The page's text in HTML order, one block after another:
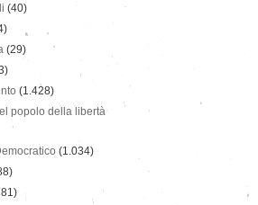
(40)
(29)
(1.428)
popolo della libertà
(1.034)